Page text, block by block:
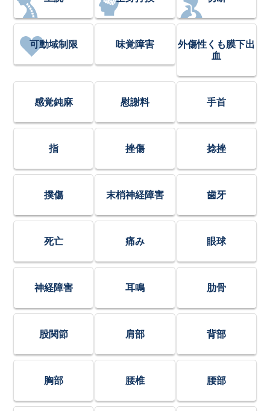
可動域制限 味覚障害
外傷性くも膜下出
血
感覚鈍麻 慰謝料 手首
指 挫傷 捻挫
撲傷 末梢神経障害 歯牙
死亡 痛み 眼球
神経障害 耳鳴 肋骨
股関節 肩部 背部
胸部 腰椎 腰部